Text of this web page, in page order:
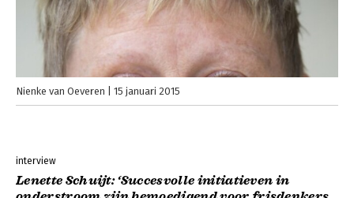
Nienke van Oeveren 15 januari 2015
interview
Lenette Schuijt: ‘Succesvolle initiatieven in